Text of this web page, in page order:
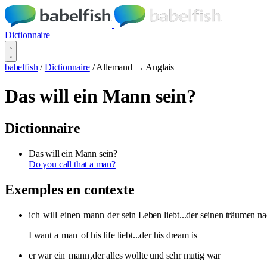
Dictionnaire
babelfish / Dictionnaire / Allemand → Anglais
Das will ein Mann sein?
Dictionnaire
Das will ein Mann sein?
Do you call that a man?
Exemples en contexte
ich will einen mann der sein Leben liebt...der seinen träumen
I want a man of his life liebt...der his dream is
er war ein mann,der alles wollte und sehr mutig war